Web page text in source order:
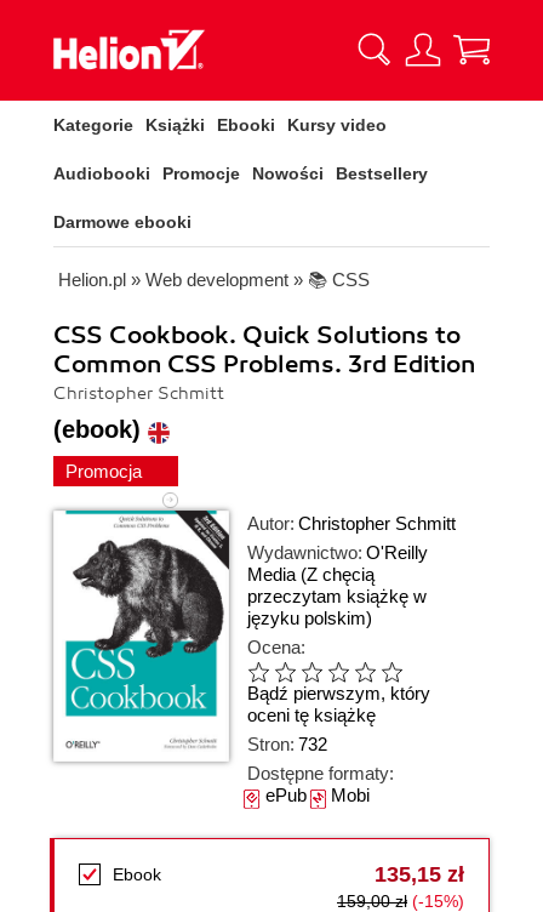
Kategorie Książki Ebooki Kursy video
Audiobooki Promocje Nowości Bestsellery
Darmowe ebooki
Helion.pl » Web development » 📚 CSS
CSS Cookbook. Quick Solutions to
Common CSS Problems. 3rd Edition
Christopher Schmitt
(ebook)
Promocja
Autor: Christopher Schmitt
Wydawnictwo: O'Reilly
Media (Z chęcią
przeczytam książkę w
języku polskim)
Ocena:
Bądź pierwszym, który
oceni tę książkę
Stron: 732
Dostępne formaty:
ePubMobi
Ebook 135,15 zł
159,00 zł (-15%)